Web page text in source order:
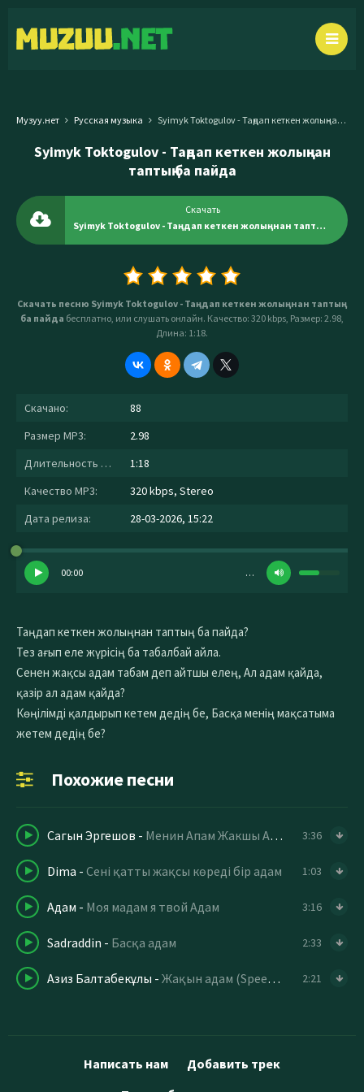
Музуу.нет Русская музыка Syimyk Toktogulov - Таңдап кеткен жолыңнан таптың ба пайда
Syimyk Toktogulov - Таңдап кеткен жолыңнан
таптың ба пайда
Скачать
Syimyk Toktogulov - Таңдап кеткен жолыңнан таптың ба пайда
Скачать песню Syimyk Toktogulov - Таңдап кеткен жолыңнан таптың
ба пайда бесплатно, или слушать онлайн. Качество: 320 kbps, Размер: 2.98,
Длина: 1:18.
Скачано:
88
Размер MP3:
2.98
Длительность MP3:
1:18
Качество MP3:
320 kbps, Stereo
Дата релиза:
28-03-2026, 15:22
00:00 …
Таңдап кеткен жолыңнан таптың ба пайда?
Тез ағып еле жүрісің ба табалбай айла.
Сенен жақсы адам табам деп айтшы елең, Ал адам қайда,
қазір ал адам қайда?
Көңілімді қалдырып кетем дедің бе, Басқа менің мақсатыма
жетем дедің бе?
Похожие песни
Cагын Эргешов - Менин Апам Жакшы Адам 3:36
Dima - Сені қатты жақсы көреді бір адам 1:03
Адам - Моя мадам я твой Адам 3:16
Sadraddin - Басқа адам 2:33
Азиз Балтабекұлы - Жақын адам (Speed up version) 2:21
Написать нам
Добавить трек